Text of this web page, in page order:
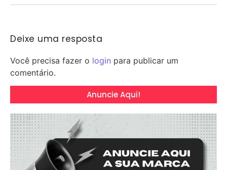
Deixe uma resposta
Você precisa fazer o login para publicar um
comentário.
Anuncie Aqui!